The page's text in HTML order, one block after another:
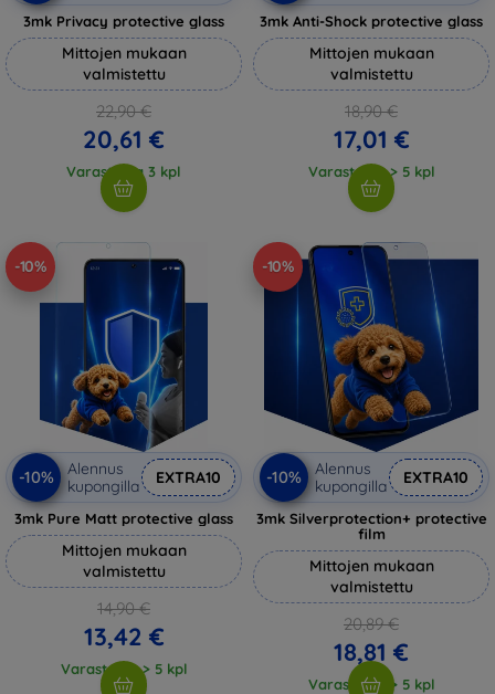
3mk Privacy protective glass
Mittojen mukaan
valmistettu
22,90 €
20,61 €
Varastossa 3 kpl
3mk Anti-Shock protective glass
Mittojen mukaan
valmistettu
18,90 €
17,01 €
Varastossa > 5 kpl
-10%
-10%
Alennus
kupongilla
EXTRA10
3mk Pure Matt protective glass
Mittojen mukaan
valmistettu
14,90 €
13,42 €
Varastossa > 5 kpl
-10%
-10%
Alennus
kupongilla
EXTRA10
3mk Silverprotection+ protective
film
Mittojen mukaan
valmistettu
20,89 €
18,81 €
Varastossa > 5 kpl